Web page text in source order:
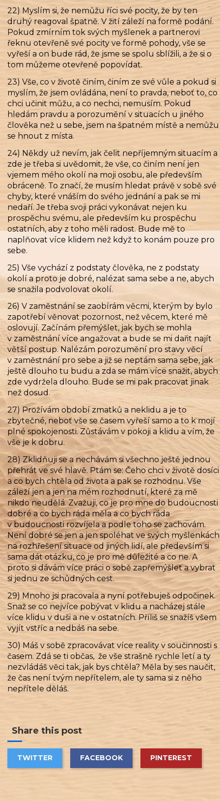
22) Myslím si, že nemůžu říci své pocity, že by ten
druhý reagoval špatně. V žití záleží na formě podání.
Pokud zmírním tok svých myšlenek a partnerovi
řeknu otevřeně své pocity ve formě pohody, vše se
vyřeší a on bude rád, že jsme se spolu sblížili, a že si o
tom můžeme otevřeně popovídat.
23) Vše, co v životě činím, činím ze své vůle a pokud si
myslím, že jsem ovládána, není to pravda, neboť to, co
chci učinit můžu, a co nechci, nemusím. Pokud
hledám pravdu a porozumění v situacích u jiného
člověka než u sebe, jsem na špatném místě a nemůžu
se hnout z místa.
24) Někdy už nevím, jak čelit nepříjemným situacím a
zde je třeba si uvědomit, že vše, co činím není jen
vjemem mého okolí na moji osobu, ale především
obráceně. To značí, že musím hledat právě v sobě své
chyby, které vnáším do svého jednání a pak se mi
nedaří. Je třeba svoji práci vykonávat nejen ku
prospěchu svému, ale především ku prospěchu
ostatních, aby z toho měli radost. Bude mě to
naplňovat více klidem než když to konám pouze pro
sebe.
25) Vše vychází z podstaty člověka, ne z podstaty
okolí a proto je dobré, nalézat sama sebe a ne, abych
se snažila podvolovat okolí.
26) V zaměstnání se zaobírám věcmi, kterým by bylo
zapotřebí věnovat pozornost, než věcem, které mě
oslovují. Začínám přemýšlet, jak bych se mohla
v zaměstnání více angažovat a bude se mi dařit najít
větší postup. Nalézám porozumění pro stavy věcí
v zaměstnání pro sebe a již se neptám sama sebe, jak
ještě dlouho tu budu a zda se mám více snažit, abych
zde vydržela dlouho. Bude se mi pak pracovat jinak
než dosud.
27) Prožívám období zmatků a neklidu a je to
zbytečné, neboť vše se časem vyřeší samo a to k mojí
plné spokojenosti. Zůstávám v pokoji a klidu a vím, že
vše je k dobru.
28) Zklidňuji se a nechávám si všechno ještě jednou
přehrát ve své hlavě. Ptám se: Čeho chci v životě dosíci
a co bych chtěla od života a pak se rozhodnu. Vše
záleží jen a jen na mém rozhodnutí, které za mě
nikdo neudělá. Zvažuji, co je pro mne do budoucnosti
dobré a co bych ráda měla a co bych ráda
v budoucnosti rozvíjela a podle toho se zachovám.
Není dobré se jen a jen spoléhat ve svých myšlenkách
na rozhřešení situace od jiných lidí, ale především si
sama dát otázku, co je pro mě důležité a co ne. A
proto si dávám více práci o sobě zapřemýšlet a vybrat
si jednu ze schůdných cest.
29) Mnoho jsi pracovala a nyní potřebuješ odpočinek.
Snaž se co nejvíce pobývat v klidu a nacházej stále
více klidu v duši a ne v ostatních. Příliš se snažíš všem
vyjít vstříc a nedbáš na sebe.
30) Máš v sobě zpracovávat více reality v součinnosti s
časem. Zdá se ti občas, že vše strašně rychle letí a ty
nezvládáš věci tak, jak bys chtěla? Měla by ses naučit,
že čas není tvým nepřítelem, ale ty sama si z něho
nepřítele děláš.
Share this post
TWITTER FACEBOOK PINTEREST